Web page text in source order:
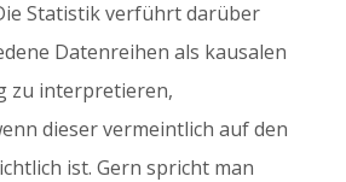
Statistik verführt darüber
Datenreihen als kausalen
zu interpretieren,
dieser vermeintlich auf den
ist. Gern spricht man